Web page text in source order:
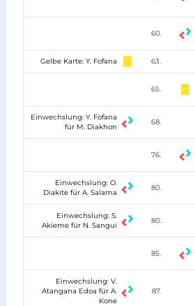
60.
Gelbe Karte: Y. Fofana 63.
65.
Einwechslung: Y. Fofana
für M. Diakhon
68.
76.
Einwechslung: O.
Diakite für A. Salama
80.
Einwechslung: S.
Akieme für N. Sangui
80.
85.
Einwechslung: V.
Atangana Edoa für A.
Kone
87.